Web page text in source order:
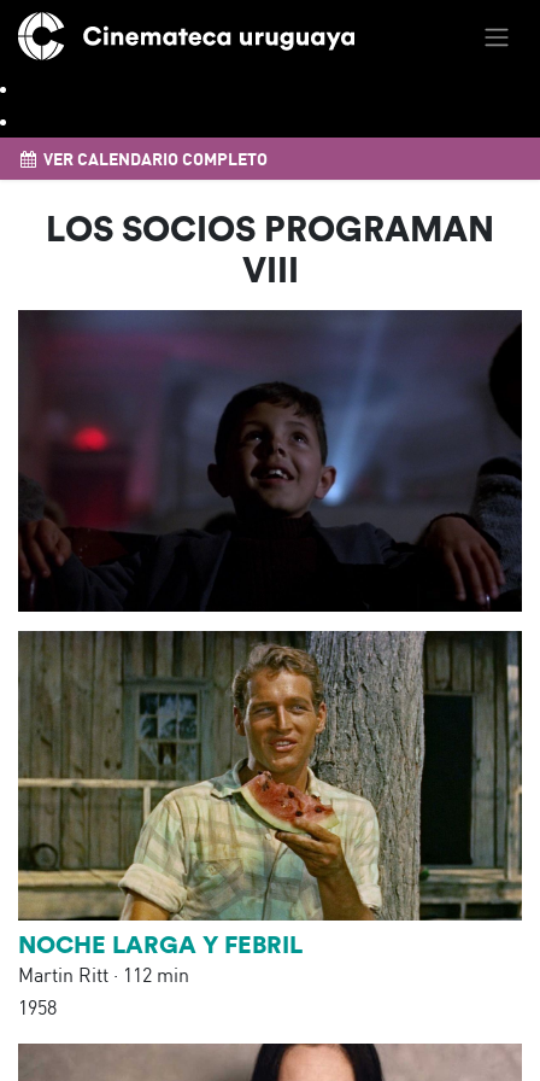
VER CALENDARIO COMPLETO
LOS SOCIOS PROGRAMAN
VIII
NOCHE LARGA Y FEBRIL
Martin Ritt · 112 min
1958